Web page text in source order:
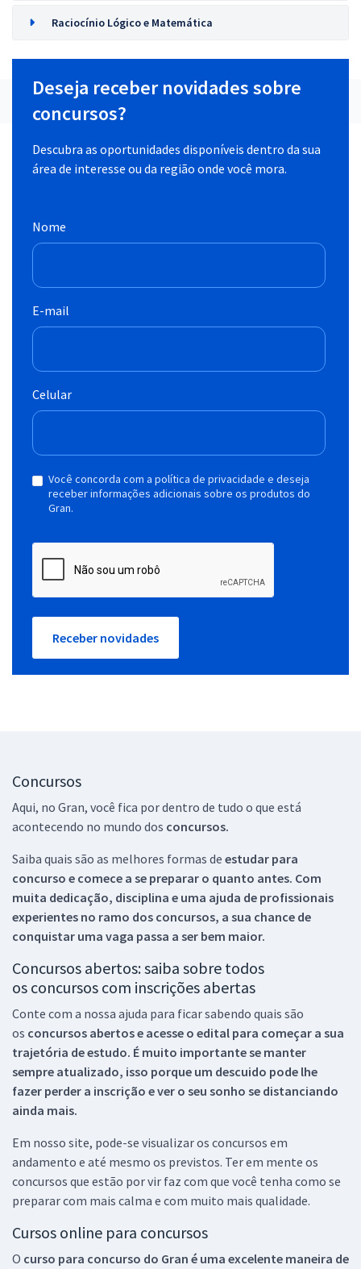
Raciocínio Lógico e Matemática
Deseja receber novidades sobre
concursos?
Descubra as oportunidades disponíveis dentro da sua
área de interesse ou da região onde você mora.
Nome
E-mail
Celular
Você concorda com a política de privacidade e deseja
receber informações adicionais sobre os produtos do
Gran.
Receber novidades
Concursos
Aqui, no Gran, você fica por dentro de tudo o que está
acontecendo no mundo dos concursos.
Saiba quais são as melhores formas de estudar para
concurso e comece a se preparar o quanto antes. Com
muita dedicação, disciplina e uma ajuda de profissionais
experientes no ramo dos concursos, a sua chance de
conquistar uma vaga passa a ser bem maior.
Concursos abertos: saiba sobre todos
os concursos com inscrições abertas
Conte com a nossa ajuda para ficar sabendo quais são
os concursos abertos e acesse o edital para começar a sua
trajetória de estudo. É muito importante se manter
sempre atualizado, isso porque um descuido pode lhe
fazer perder a inscrição e ver o seu sonho se distanciando
ainda mais.
Em nosso site, pode-se visualizar os concursos em
andamento e até mesmo os previstos. Ter em mente os
concursos que estão por vir faz com que você tenha como se
preparar com mais calma e com muito mais qualidade.
Cursos online para concursos
O curso para concurso do Gran é uma excelente maneira de